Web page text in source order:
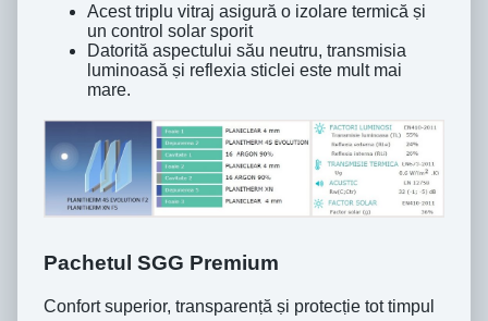
Acest triplu vitraj asigură o izolare termică ṣi
un control solar sporit
Datorită aspectului său neutru, transmisia
luminoasă ṣi reflexia sticlei este mult mai
mare.
Pachetul SGG Premium
Confort superior, transparenṭă ṣi protecṭie tot timpul